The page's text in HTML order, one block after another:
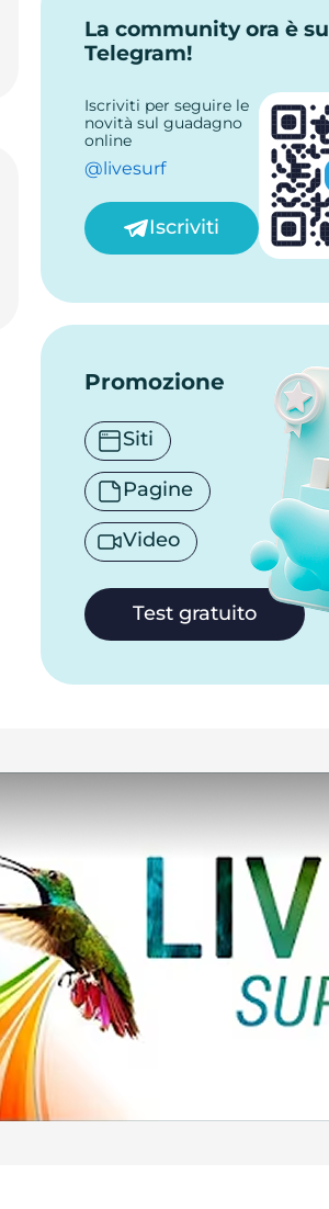
La community ora è su
Telegram!
Iscriviti per seguire le
novità sul guadagno
online
@livesurf
Iscriviti
Promozione
Siti
Pagine
Video
Test gratuito